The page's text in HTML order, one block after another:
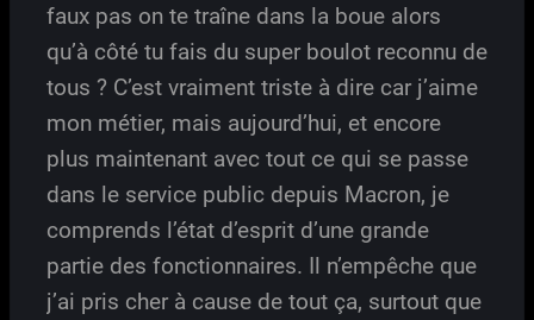
faux pas on te traîne dans la boue alors
qu’à côté tu fais du super boulot reconnu de
tous ? C’est vraiment triste à dire car j’aime
mon métier, mais aujourd’hui, et encore
plus maintenant avec tout ce qui se passe
dans le service public depuis Macron, je
comprends l’état d’esprit d’une grande
partie des fonctionnaires. Il n’empêche que
j’ai pris cher à cause de tout ça, surtout que